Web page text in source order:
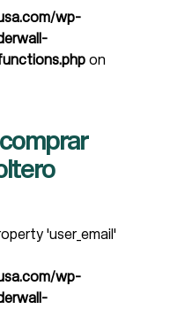
wp-
on
'user_email'
wp-